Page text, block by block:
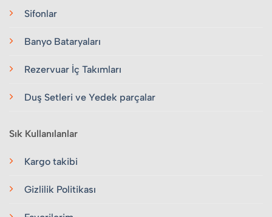
Sifonlar
Banyo Bataryaları
Rezervuar İç Takımları
Duş Setleri ve Yedek parçalar
Sık Kullanılanlar
Kargo takibi
Gizlilik Politikası